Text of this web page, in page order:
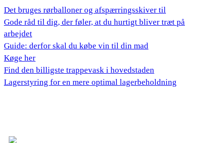
Det bruges rørballoner og afspærringsskiver til
Gode råd til dig, der føler, at du hurtigt bliver træt på
arbejdet
Guide: derfor skal du købe vin til din mad
Køge her
Find den billigste trappevask i hovedstaden
Lagerstyring for en mere optimal lagerbeholdning